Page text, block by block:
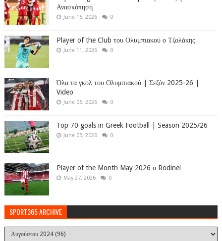
Ανασκόπηση
June 15, 2026 0
Player of the Club του Ολυμπιακού ο Τζολάκης
June 11, 2026 0
Όλα τα γκολ του Ολυμπιακού | Σεζόν 2025-26 |
Video
June 05, 2026 0
Top 70 goals in Greek Football | Season 2025/26
June 05, 2026 0
Player of the Month May 2026 ο Rodinei
May 27, 2026 0
SPORT365 ARCHIVE